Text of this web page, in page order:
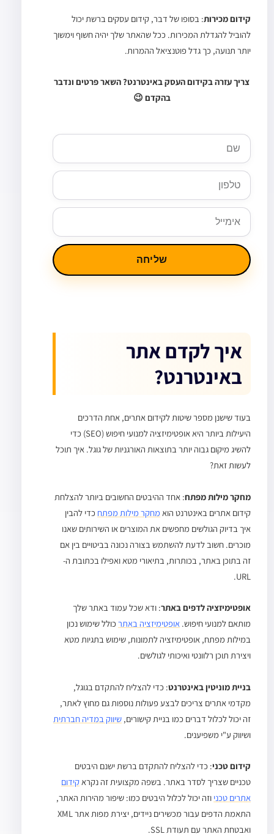
קידום מכירות: בסופו של דבר, קידום עסקים ברשת יכול
להוביל להגדלת המכירות. ככל שהאתר שלך יהיה חשוף וימשוך
יותר תנועה, כך גדל פוטנציאל ההמרות.
צריך עזרה בקידום העסק באינטרנט? השאר פרטים ונדבר
בהקדם 😉
שם
טלפון
אימייל
שליחה
איך לקדם אתר
באינטרנט?
בעוד שישנן מספר שיטות לקידום אתרים, אחת הדרכים
היעילות ביותר היא אופטימיזציה למנועי חיפוש (SEO) כדי
להשיג מיקום גבוה יותר בתוצאות האורגניות של גוגל. איך תוכל
לעשות זאת?
מחקר מילות מפתח: אחד ההיבטים החשובים ביותר להצלחת
קידום אתרים באינטרנט הוא מחקר מילות מפתח כדי להבין
איך בדיוק הגולשים מחפשים את המוצרים או השירותים שאנו
מוכרים. חשוב לדעת להשתמש בצורה נכונה בביטויים בין אם
זה בתוכן באתר, בכותרות, בתיאורי מטא ואפילו בכתובת ה-
URL.
אופטימיזציה לדפים באתר: ודא שכל עמוד באתר שלך
מותאם למנועי חיפוש. אופטימיזציה באתר כולל שימוש נכון
במילות מפתח, אופטימיזציה לתמונות, שימוש בתגיות מטא
ויצירת תוכן רלוונטי ואיכותי לגולשים.
בניית מוניטין באינטרנט: כדי להצליח להתקדם בגוגל,
מקדמי אתרים צריכים לבצע פעולות נוספות גם מחוץ לאתר,
זה יכול לכלול דברים כמו בניית קישורים, שיווק במדיה חברתית
ושיווק ע"י משפיענים.
קידום טכני: כדי להצליח להתקדם ברשת ישנם היבטים
טכניים שצריך לסדר באתר. בשפה מקצועית זה נקראקידום
אתרים טכני וזה יכול לכלול היבטים כמו: שיפור מהירות האתר,
התאמת הדפים עבור מכשירים ניידים, יצירת מפות אתר XML
ואבטחת האתר עם תעודת SSL.